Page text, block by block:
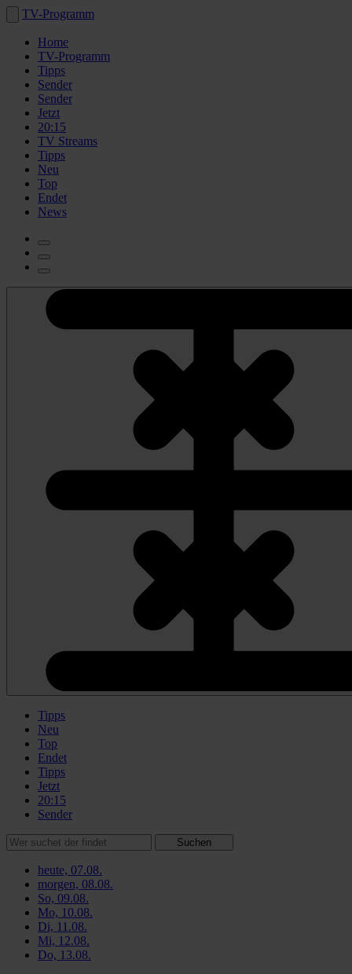
TV-Programm
Home
TV-Programm
Tipps
Sender
Sender
Jetzt
20:15
TV Streams
Tipps
Neu
Top
Endet
News
Tipps
Neu
Top
Endet
Tipps
Jetzt
20:15
Sender
Suchen
heute, 07.08.
morgen, 08.08.
So, 09.08.
Mo, 10.08.
Di, 11.08.
Mi, 12.08.
Do, 13.08.